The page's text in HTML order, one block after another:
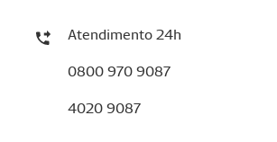
Atendimento 24h
0800 970 9087
4020 9087